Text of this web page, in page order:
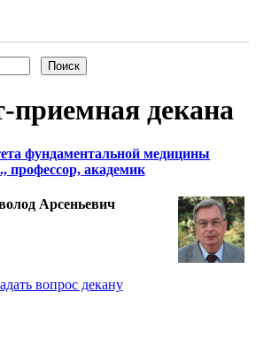
приемная декана
фундаментальной медицины
профессор, академик
Арсеньевич
вопрос декану